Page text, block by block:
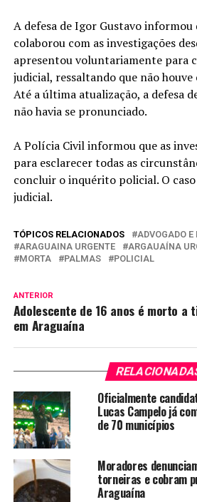
A defesa de Igor Gustavo informou
colaborou com as investigações
apresentou voluntariamente para
judicial, ressaltando que não houve
Até a última atualização, a defesa
não havia se pronunciado.
A Polícia Civil informou que as
para esclarecer todas as
concluir o inquérito policial. O caso
judicial.
TÓPICOS RELACIONADOS
ADVOGADO E
ARAGUAINA URGENTE
ARGAUAÍNA
MORTA
PALMAS POLICIAL
ANTERIOR
Adolescente de 16 anos é morto a
em Araguaína
Oficialmente
Lucas Campelo já
de 70 municípios
Moradores
torneiras e cobram
Araguaína